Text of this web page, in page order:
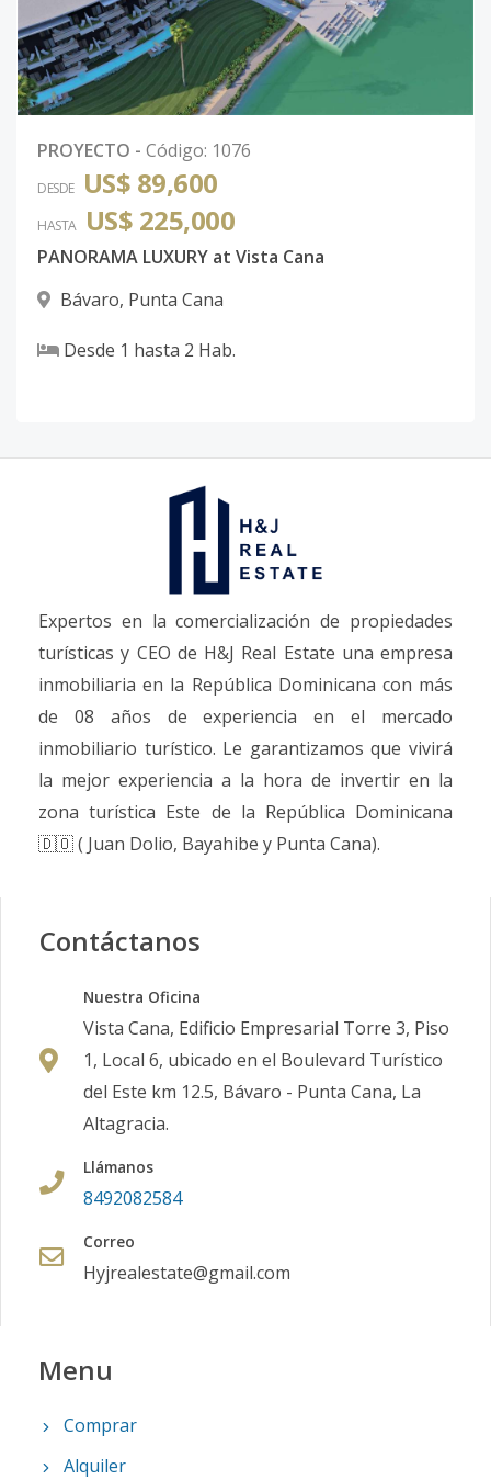
PROYECTO - Código: 1076
DESDE US$ 89,600
HASTA US$ 225,000
PANORAMA LUXURY at Vista Cana
Bávaro, Punta Cana
Desde 1 hasta 2 Hab.
Expertos en la comercialización de propiedades
turísticas y CEO de H&J Real Estate una empresa
inmobiliaria en la República Dominicana con más
de 08 años de experiencia en el mercado
inmobiliario turístico. Le garantizamos que vivirá
la mejor experiencia a la hora de invertir en la
zona turística Este de la República Dominicana
🇩🇴 ( Juan Dolio, Bayahibe y Punta Cana).
Contáctanos
Nuestra Oficina
Vista Cana, Edificio Empresarial Torre 3, Piso
1, Local 6, ubicado en el Boulevard Turístico
del Este km 12.5, Bávaro - Punta Cana, La
Altagracia.
Llámanos
8492082584
Correo
Hyjrealestate@gmail.com
Menu
Comprar
Alquiler